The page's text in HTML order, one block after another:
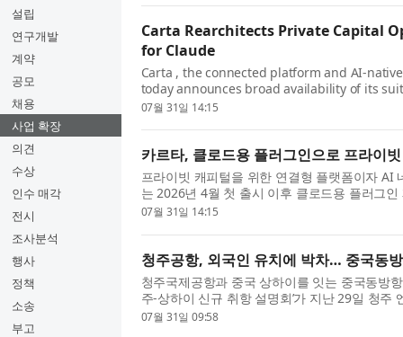
설립
연구개발
계약
공모
채용
사업 확장
의견
수상
인수 매각
전시
조사분석
행사
정책
소송
부고
Carta Rearchitects Private Capital
for Claude
Carta , the connected platform and AI-
today announces broad availability of its
following the initial launch in April 2026.
07월 31일 14:15
카르타, 클로드용 플러그인으로 프라이
프라이빗 캐피털을 위한 연결형 플랫폼이자 AI
는 2026년 4월 첫 출시 이후 클로드용 플러그
발표했다. 이미 1500곳이 넘는 기업과 기관이
07월 31일 14:15
청주공항, 외국인 유치에 박차… 중국동방
청주국제공항과 중국 상하이를 잇는 중국동방
주-상하이 신규 취항 설명회’가 지난 29일 청주
다. 청주공항은 최근 외국인 관광객 유치에서
07월 31일 09:58